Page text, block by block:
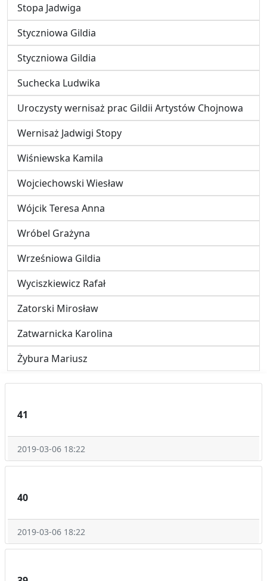
Stopa Jadwiga
Styczniowa Gildia
Styczniowa Gildia
Suchecka Ludwika
Uroczysty wernisaż prac Gildii Artystów Chojnowa
Wernisaż Jadwigi Stopy
Wiśniewska Kamila
Wojciechowski Wiesław
Wójcik Teresa Anna
Wróbel Grażyna
Wrześniowa Gildia
Wyciszkiewicz Rafał
Zatorski Mirosław
Zatwarnicka Karolina
Żybura Mariusz
41
2019-03-06 18:22
40
2019-03-06 18:22